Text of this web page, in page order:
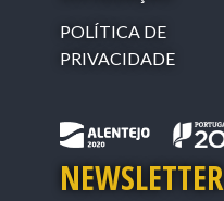
POLÍTICA DE
PRIVACIDADE
NEWSLETTER